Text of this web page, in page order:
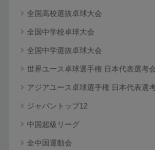
全国高校選抜卓球大会
全国中学校卓球大会
全国中学選抜卓球大会
世界ユース卓球選手権 日本代表選考
アジアユース卓球選手権 日本代表選
ジャパントップ12
中国超級リーグ
全中国運動会